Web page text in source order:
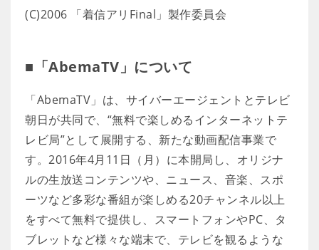
(C)2006 「着信アリFinal」製作委員会
■「AbemaTV」について
「AbemaTV」は、サイバーエージェントとテレビ
朝日が共同で、“無料で楽しめるインターネットテ
レビ局”として展開する、新たな動画配信事業で
す。2016年4月11日（月）に本開局し、オリジナ
ルの生放送コンテンツや、ニュース、音楽、スポ
ーツなど多彩な番組が楽しめる20チャンネル以上
をすべて無料で提供し、スマートフォンやPC、タ
ブレットなど様々な端末で、テレビを観るような